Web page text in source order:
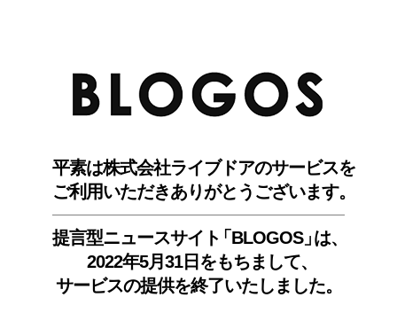
平素は株式会社ライブドアのサービスを
ご利用いただきありがとうございます。
提言型ニュースサイ ト「BLOGOS」は、
2022年5月31日をもちまして、
サービスの提供を終了いたしました。